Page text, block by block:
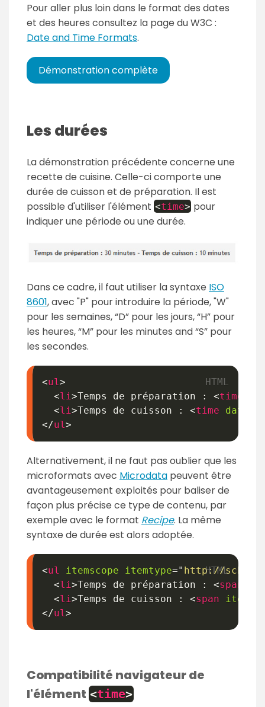
Pour aller plus loin dans le format des dates
et des heures consultez la page du W3C :
Date and Time Formats.
Démonstration complète
Les durées
La démonstration précédente concerne une
recette de cuisine. Celle-ci comporte une
durée de cuisson et de préparation. Il est
possible d'utiliser l'élément <time> pour
indiquer une période ou une durée.
Dans ce cadre, il faut utiliser la syntaxe ISO
8601, avec "P" pour introduire la période, "W"
pour les semaines, “D” pour les jours, “H” pour
les heures, “M” pour les minutes and “S” pour
les secondes.
<ul>
<li>Temps de préparation : <time
<li>Temps de cuisson : <time
</ul>
Alternativement, il ne faut pas oublier que les
microformats avec Microdata peuvent être
avantageusement exploités pour baliser de
façon plus précise ce type de contenu, par
exemple avec le format Recipe. La même
syntaxe de durée est alors adoptée.
<ul itemscope itemtype=" http://
<li>Temps de préparation : <span
<li>Temps de cuisson : <span
</ul>
Compatibilité navigateur de
l'élément <time>